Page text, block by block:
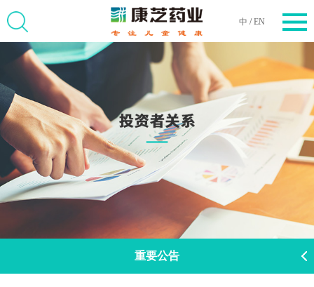
中 /EN
重要公告